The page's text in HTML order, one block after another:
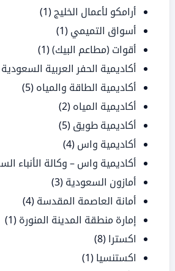
أرامكو لأعمال الخليج (1)
أسواق التميمي (1)
أقوات (مطاعم البيك)(1)
أكاديمية الحفر العربية السعودية
أكاديمية الطاقة والمياه (5)
أكاديمية المياه (2)
أكاديمية طويق (5)
أكاديمية واس (4)
أكاديمية واس – وكالة الأنباء
أمازون السعودية (3)
أمانة العاصمة المقدسة (4)
إمارة منطقة المدينة المنورة (1)
اكسترا (8)
اكستنسيا (1)